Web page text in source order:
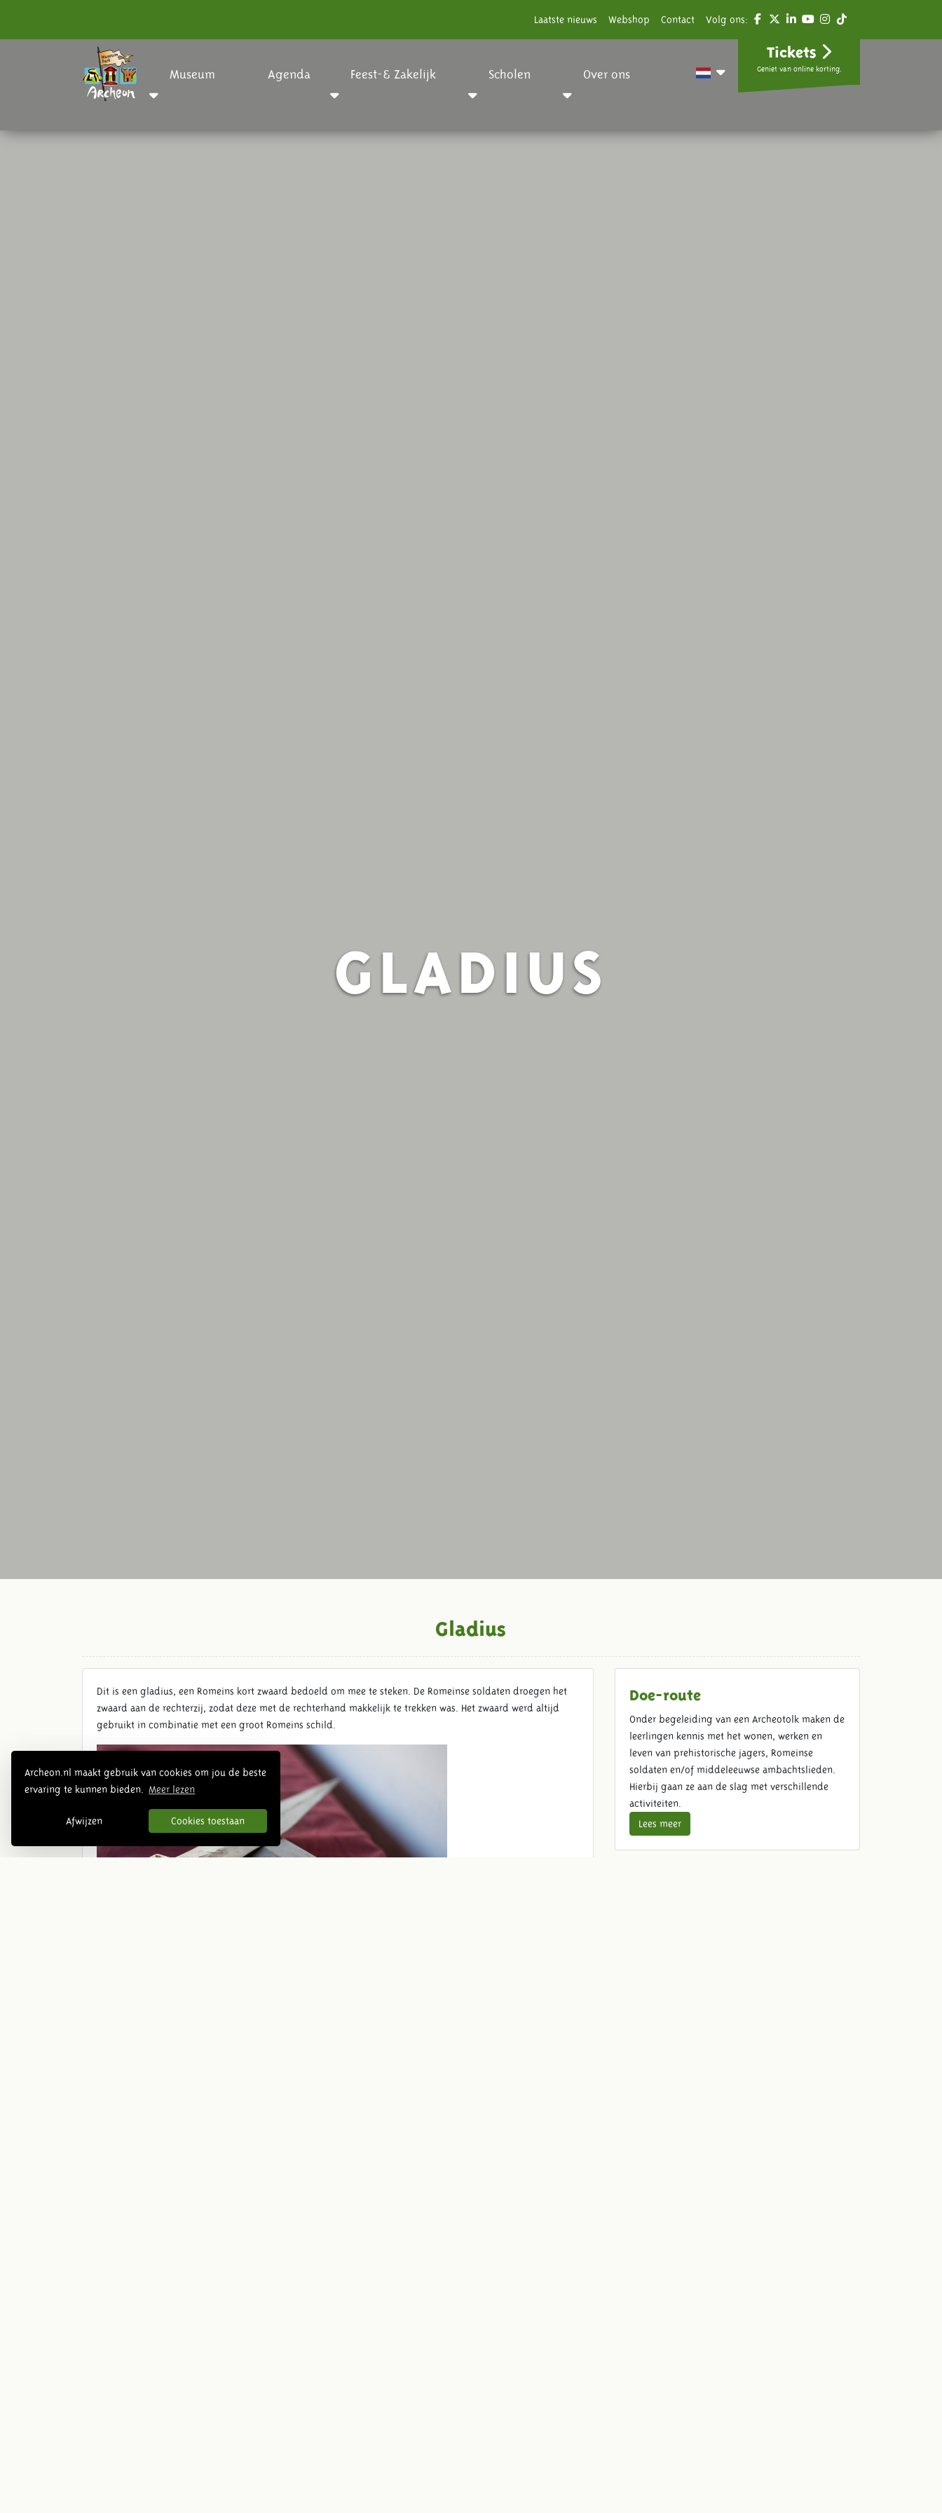
Archeon.nl maakt gebruik van cookies om jou de beste
ervaring te kunnen bieden.
Meer lezen
Afwijzen Cookies toestaan
Laatste nieuws Webshop Contact Volg ons:
Museum Agenda Feest-& Zakelijk Scholen Over ons
Tickets
Geniet van online korting.
GLADIUS
Gladius
Dit is een gladius, een Romeins kort zwaard bedoeld om mee te steken. De Romeinse soldaten droegen het
zwaard aan de rechterzij, zodat deze met de rechterhand makkelijk te trekken was. Het zwaard werd altijd
gebruikt in combinatie met een groot Romeins schild.
Doe-route
Onder begeleiding van een Archeotolk maken de
leerlingen kennis met het wonen, werken en
leven van prehistorische jagers, Romeinse
soldaten en/of middeleeuwse ambachtslieden.
Hierbij gaan ze aan de slag met verschillende
activiteiten.
Lees meer